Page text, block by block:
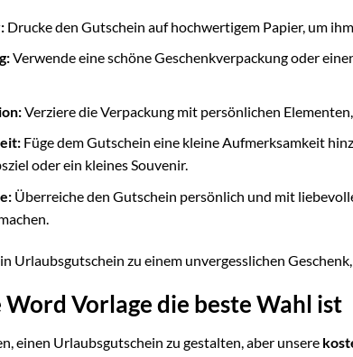
Drucke den Gutschein auf hochwertigem Papier, um
Verwende eine schöne Geschenkverpackung oder
Verziere die Verpackung mit persönlichen
Füge dem Gutschein eine kleine Aufmerksamkeit
oder ein kleines Souvenir.
Überreiche den Gutschein persönlich und mit
Urlaubsgutschein zu einem unvergesslichen
Vorlage die beste Wahl ist
einen Urlaubsgutschein zu gestalten, aber unsere